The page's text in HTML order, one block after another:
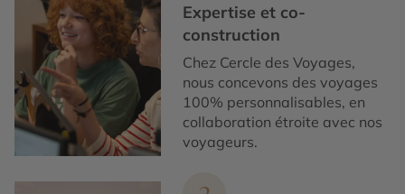
Expertise et co-
construction
Chez Cercle des Voyages,
nous concevons des voyages
100% personnalisables, en
collaboration étroite avec nos
voyageurs.